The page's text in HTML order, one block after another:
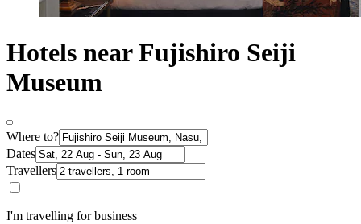
Hotels near Fujishiro Seiji
Museum
Where to?
Dates
Travellers
I'm travelling for business